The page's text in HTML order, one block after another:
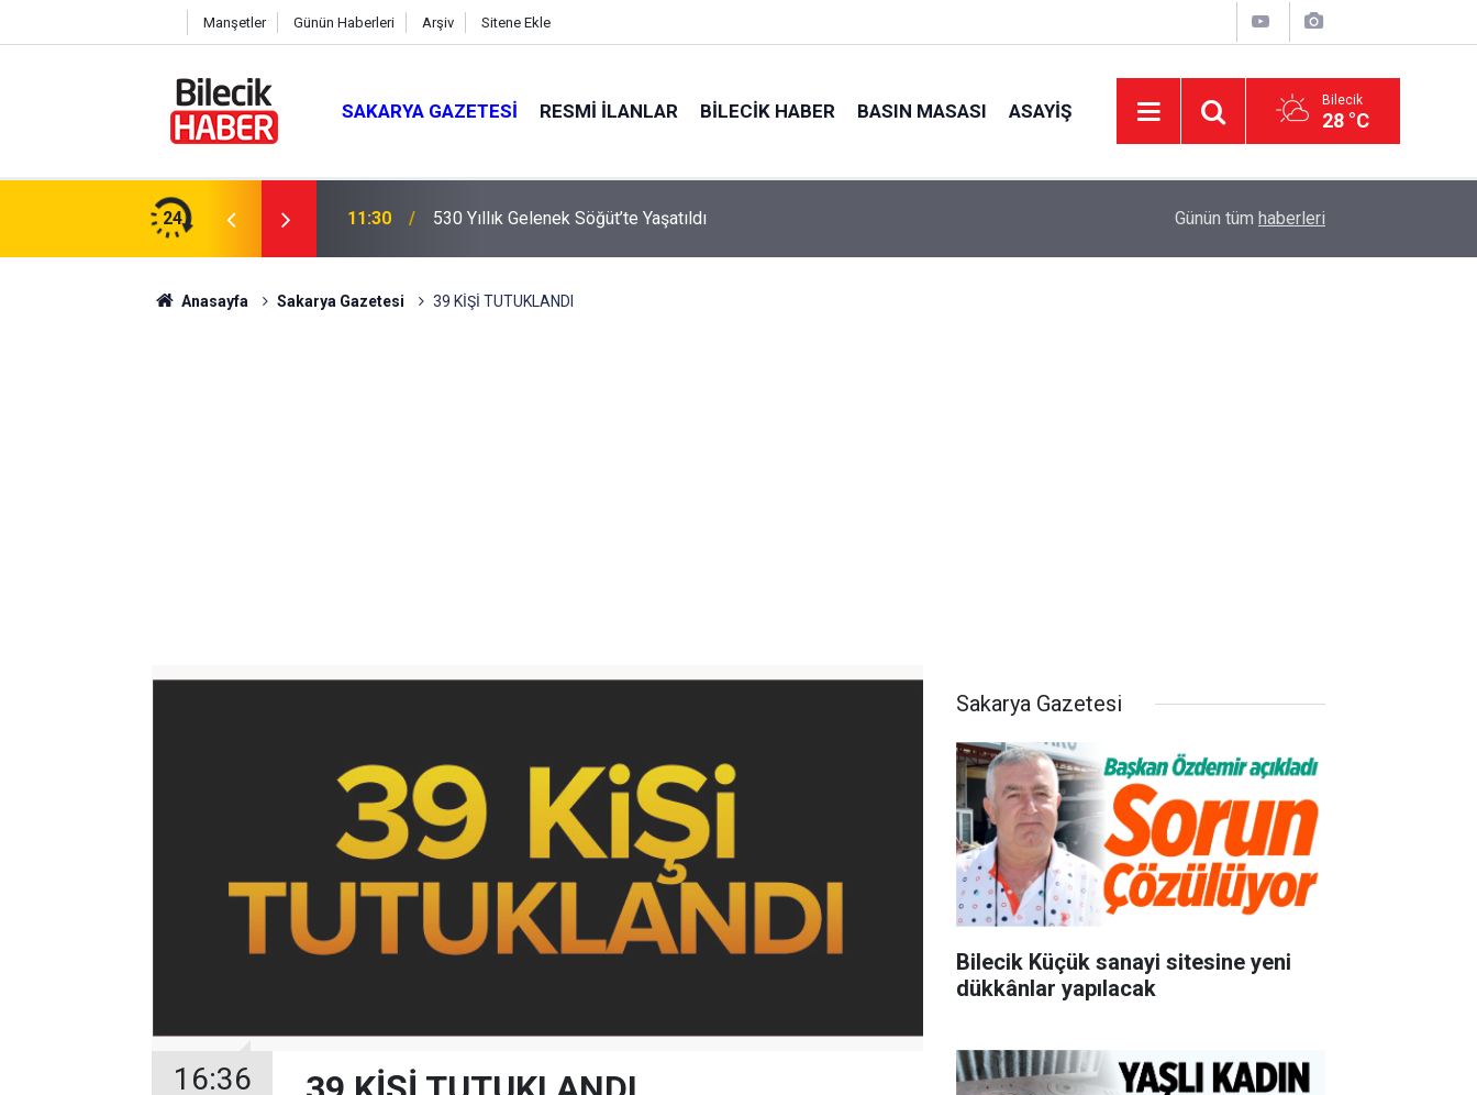
Manşetler Günün Haberleri Arşiv Sitene Ekle
SAKARYA GAZETESI RESMI İLANLAR BILECIK HABER BASIN MASASI ASAYIŞ Bilecik
28 °C
24 11:30 530 Yıllık Gelenek Söğüt’te Yaşatıldı Osmaneli'ne İki Yeni Park
Günün tüm haberleri
Anasayfa Sakarya Gazetesi 39 KİŞİ TUTUKLANDI
16:36
Sakarya Gazetesi
Bilecik Küçük sanayi sitesine yeni
dükkânlar yapılacak